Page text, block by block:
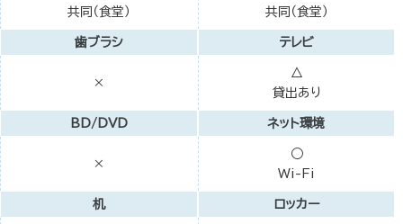
共同（食堂）
共同（食堂）
歯ブラシ
×
テレビ
△
貸出あり
BD/DVD
×
ネット環境
○
Wi-Fi
机 ロッカー